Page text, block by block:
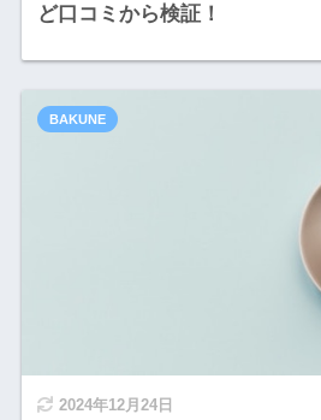
ど口コミから検証！
2024年12月24日
BAKUNE